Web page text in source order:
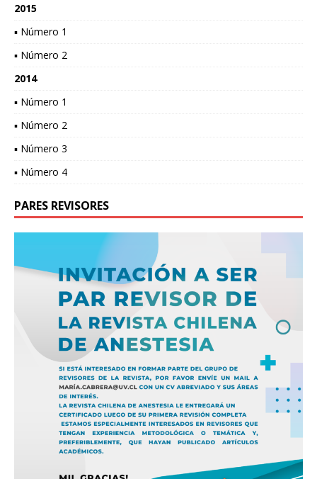
2015
▪ Número 1
▪ Número 2
2014
▪ Número 1
▪ Número 2
▪ Número 3
▪ Número 4
PARES REVISORES